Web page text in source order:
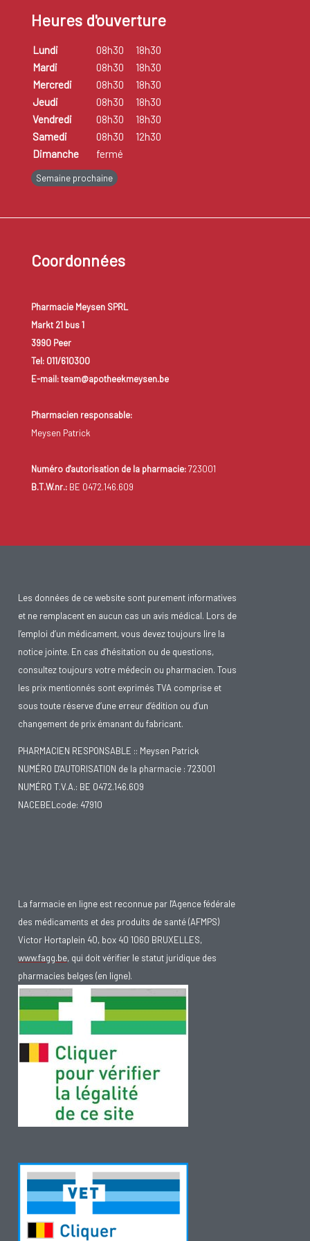
Heures d'ouverture
Lundi 08h30
18h30
Mardi
08h30
18h30
Mercredi
08h30
18h30
Jeudi
08h30
18h30
Vendredi
08h30
18h30
Samedi
08h30
12h30
Dimanche
fermé
Semaine prochaine
Coordonnées
Pharmacie Meysen SPRL
Markt 21 bus 1
3990 Peer
Tel: 011/610300
E-mail: team@apotheekmeysen.be
Pharmacien responsable:
Meysen Patrick
Numéro d'autorisation de la pharmacie:723001
B.T.W.nr.:BE 0472.146.609
Les données de ce website sont purement informatives
et ne remplacent en aucun cas un avis médical. Lors de
l’emploi d’un médicament, vous devez toujours lire la
notice jointe. En cas d’hésitation ou de questions,
consultez toujours votre médecin ou pharmacien. Tous
les prix mentionnés sont exprimés TVA comprise et
sous toute réserve d’une erreur d’édition ou d’un
changement de prix émanant du fabricant.
PHARMACIEN RESPONSABLE :: Meysen Patrick
NUMÉRO D'AUTORISATION de la pharmacie : 723001
NUMÉRO T.V.A.: BE 0472.146.609
NACEBELcode: 47910
La farmacie en ligne est reconnue par l'Agence fédérale
des médicaments et des produits de santé (AFMPS)
Victor Hortaplein 40, box 40 1060 BRUXELLES,
www.fagg.be, qui doit vérifier le statut juridique des
pharmacies belges (en ligne).